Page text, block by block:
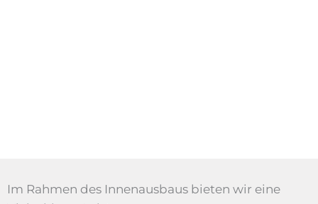
Im Rahmen des Innenausbaus bieten wir eine